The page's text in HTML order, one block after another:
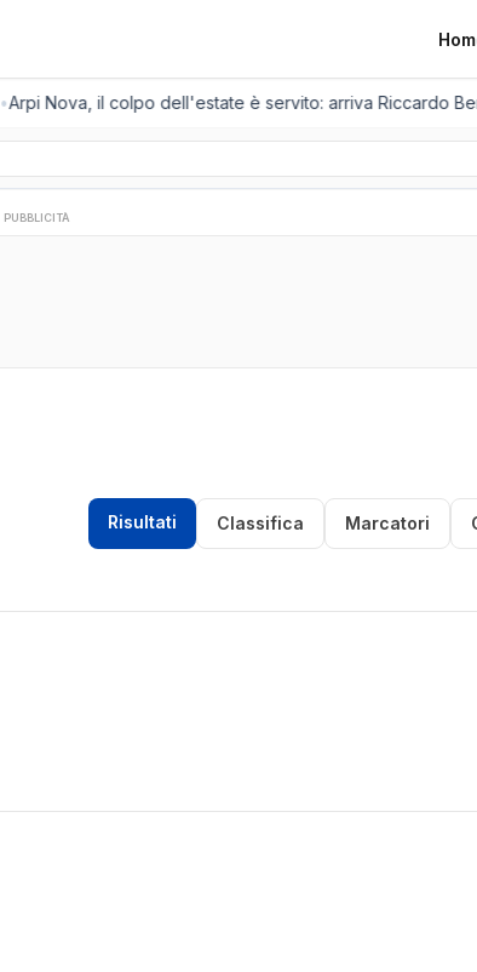
Arpi Nova, il colpo dell'estate è servito: arriva Riccardo
PUBBLICITÀ
Risultati Classifica Marcatori